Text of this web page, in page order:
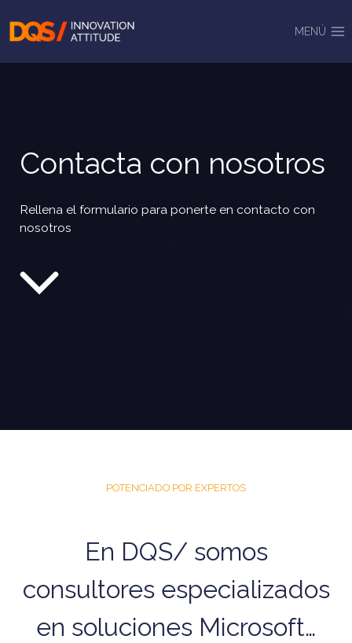
MENÚ
Contacta con nosotros
Rellena el formulario para ponerte en contacto con
nosotros
POTENCIADO POR EXPERTOS
En DQS/ somos
consultores especializados
en soluciones Microsoft…